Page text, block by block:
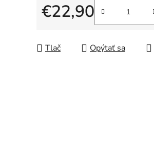
€22,90
Jednotková cena:
Tlač Opýtať sa